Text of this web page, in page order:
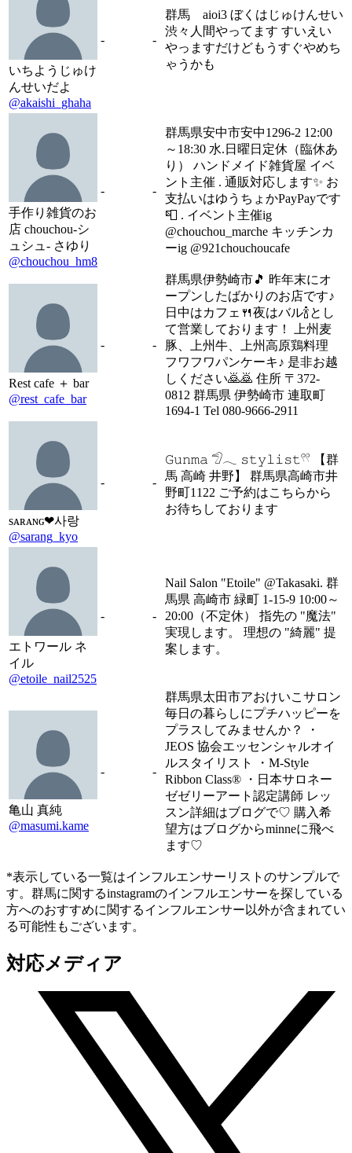
いちようじゅけ
んせいだよ
@akaishi_ghaha
- -
群馬 aioi3 ぼくはじゅけんせい
渋々人間やってます すいえい
やっますだけどもうすぐやめち
ゃうかも
手作り雑貨のお
店 chouchou-シ
ュシュ- さゆり
@chouchou_hm8
- -
群馬県安中市安中1296-2 12:00
～18:30 水.日曜日定休（臨休あ
り） ハンドメイド雑貨屋 イベ
ント主催 . 通販対応します✨ お
支払いはゆうちょかPayPayです
📮 . イベント主催ig
@chouchou_marche キッチンカ
ーig @921chouchoucafe
Rest cafe ＋ bar
@rest_cafe_bar
- -
群馬県伊勢崎市🎵 昨年末にオ
ープンしたばかりのお店です♪
日中はカフェ🍴夜はバル🍾とし
て営業しております！ 上州麦
豚、上州牛、上州高原鶏料理
フワフワパンケーキ♪ 是非お越
しください🙇🙇 住所 〒372-
0812 群馬県 伊勢崎市 連取町
1694-1 Tel 080-9666-2911
sᴀʀᴀɴɢ❤︎사랑
@sarang_kyo
- -
𝙶𝚞𝚗𝚖𝚊 𓅿𓂃 𝚜𝚝𝚢𝚕𝚒𝚜𝚝𓍣 【群
馬 高崎 井野】 群馬県高崎市井
野町1122 ご予約はこちらから
お待ちしております
エトワール ネ
イル
@etoile_nail2525
- -
Nail Salon "Etoile" @Takasaki. 群
馬県 高崎市 緑町 1-15-9 10:00～
20:00（不定休） 指先の "魔法"
実現します。 理想の "綺麗" 提
案します。
亀山 真純
@masumi.kame
- -
群馬県太田市アおけいこサロン
毎日の暮らしにプチハッピーを
プラスしてみませんか？ ・
JEOS 協会エッセンシャルオイ
ルスタイリスト ・M-Style
Ribbon Class® ・日本サロネー
ゼゼリーアート認定講師 レッ
スン詳細はブログで♡ 購入希
望方はブログからminneに飛べ
ます♡
*表示している一覧はインフルエンサーリストのサンプルで
す。群馬に関するinstagramのインフルエンサーを探している
方へのおすすめに関するインフルエンサー以外が含まれてい
る可能性もございます。
対応メディア